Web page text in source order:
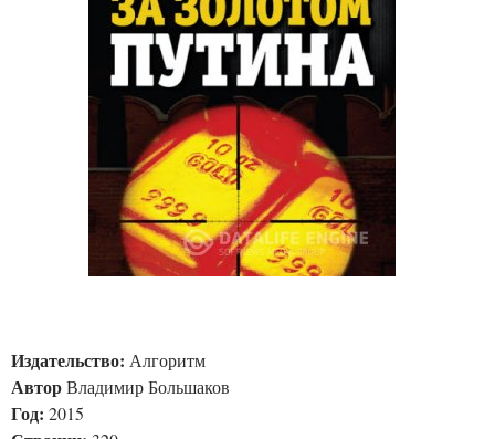
Издательство: Алгоритм
АвторВладимир Большаков
Год: 2015